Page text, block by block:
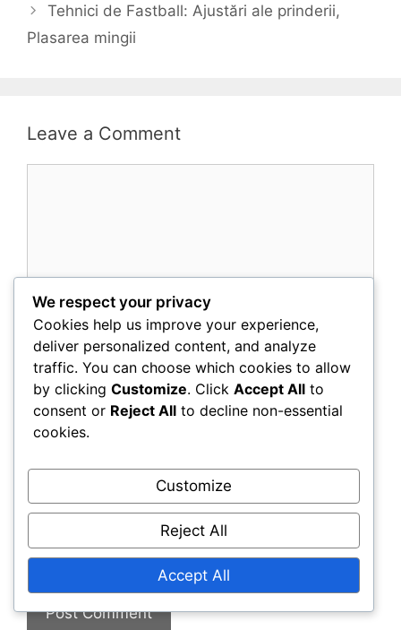
Tehnici de Fastball: Ajustări ale prinderii,
Plasarea mingii
Leave a Comment
Name
Email
Save my name, email, and website in this
browser for the next time I comment.
We respect your privacy
Cookies help us improve your experience,
deliver personalized content, and analyze
traffic. You can choose which cookies to allow
by clicking Customize. Click Accept All to
consent or Reject All to decline non-essential
cookies.
Customize
Reject All
Accept All